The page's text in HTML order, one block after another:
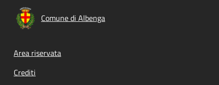
Comune di Albenga
Footer menu
Area riservata
Crediti